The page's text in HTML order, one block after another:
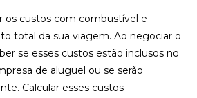
os custos com combustível e
total da sua viagem. Ao negociar o
se esses custos estão inclusos no
de aluguel ou se serão
Calcular esses custos